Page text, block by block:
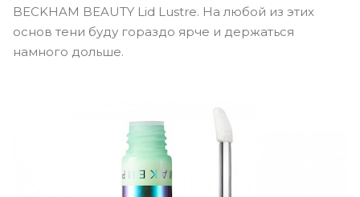
BECKHAM BEAUTY Lid Lustre. На любой из этих
основ тени буду гораздо ярче и держаться
намного дольше.